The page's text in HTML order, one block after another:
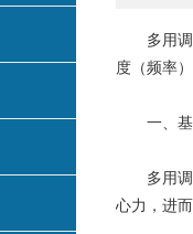
多用调速
度（频率
一、基
多用调速
心力，进